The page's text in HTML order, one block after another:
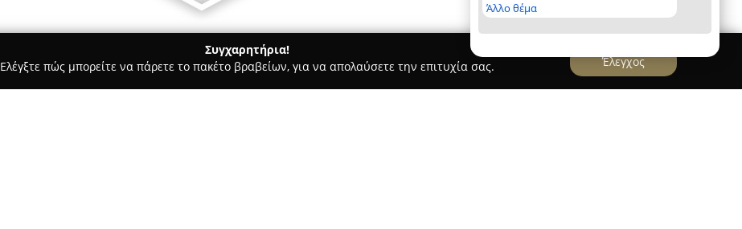
Άλλο θέμα
Συγχαρητήρια!
Ελέγξτε πώς μπορείτε να πάρετε το πακέτο βραβείων, για να απολαύσετε την επιτυχία σας.
Έλεγχος